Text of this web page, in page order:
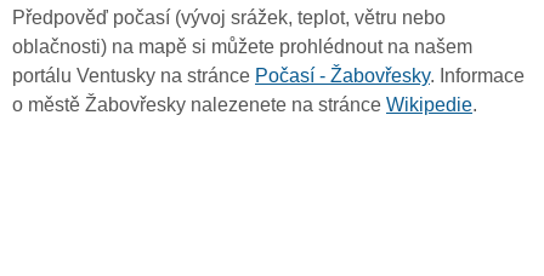
Předpověď počasí (vývoj srážek, teplot, větru nebo
oblačnosti) na mapě si můžete prohlédnout na našem
portálu Ventusky na stránce Počasí - Žabovřesky. Informace
o městě Žabovřesky nalezenete na stránce Wikipedie.